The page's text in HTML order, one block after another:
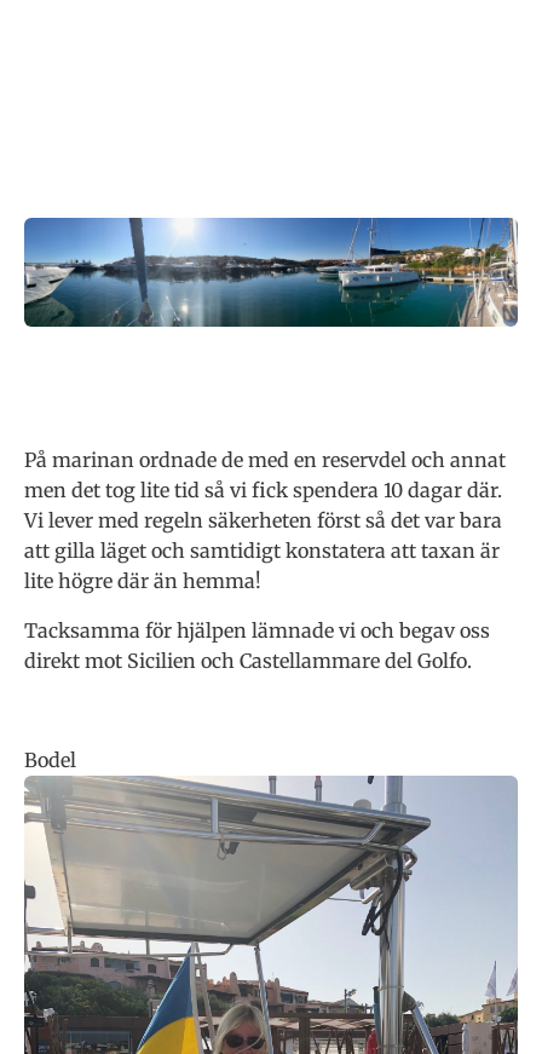
På marinan ordnade de med en reservdel och annat
men det tog lite tid så vi fick spendera 10 dagar där.
Vi lever med regeln säkerheten först så det var bara
att gilla läget och samtidigt konstatera att taxan är
lite högre där än hemma!
Tacksamma för hjälpen lämnade vi och begav oss
direkt mot Sicilien och Castellammare del Golfo.
Bodel